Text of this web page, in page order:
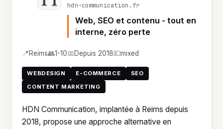
hdn-communication.fr
Web, SEO et contenu - tout en
interne, zéro perte
📍Reims👥1-10📅Depuis 2018💶mixed
WEBDESIGN E-COMMERCE
SEO
CONTENT MARKETING
HDN Communication, implantée à Reims depuis
2018, propose une approche alternative en